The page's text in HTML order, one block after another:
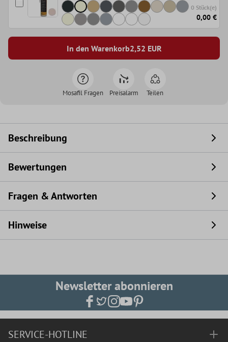
0 Stück(e)
0,00 €
In den Warenkorb2,52 EUR
Mosafil Fragen Preisalarm Teilen
Beschreibung
Bewertungen
Fragen & Antworten
Hinweise
Newsletter abonnieren
SERVICE-HOTLINE